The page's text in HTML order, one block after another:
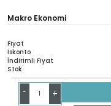
Makro Ekonomi
Fiyat
İskonto
İndirimli Fiyat
Stok
- +